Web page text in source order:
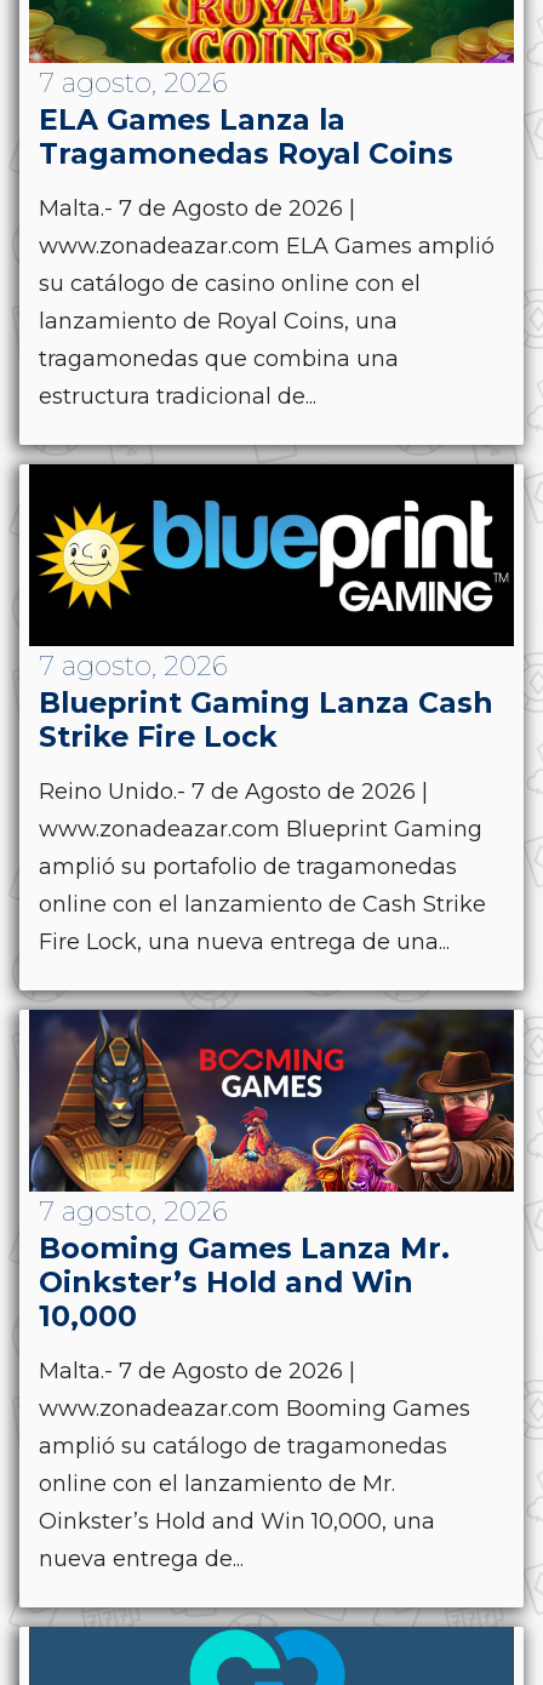
7 agosto, 2026
ELA Games Lanza la
Tragamonedas Royal Coins
Malta.- 7 de Agosto de 2026 |
www.zonadeazar.com ELA Games amplió
su catálogo de casino online con el
lanzamiento de Royal Coins, una
tragamonedas que combina una
estructura tradicional de...
7 agosto, 2026
Blueprint Gaming Lanza Cash
Strike Fire Lock
Reino Unido.- 7 de Agosto de 2026 |
www.zonadeazar.com Blueprint Gaming
amplió su portafolio de tragamonedas
online con el lanzamiento de Cash Strike
Fire Lock, una nueva entrega de una...
7 agosto, 2026
Booming Games Lanza Mr.
Oinkster’s Hold and Win
10,000
Malta.- 7 de Agosto de 2026 |
www.zonadeazar.com Booming Games
amplió su catálogo de tragamonedas
online con el lanzamiento de Mr.
Oinkster’s Hold and Win 10,000, una
nueva entrega de...